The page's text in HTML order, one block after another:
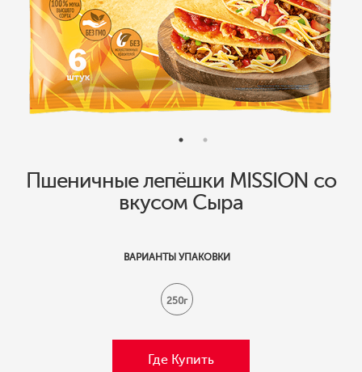
Пшеничные лепёшки MISSION со
вкусом Сыра
ВАРИАНТЫ УПАКОВКИ
250г
Где Купить